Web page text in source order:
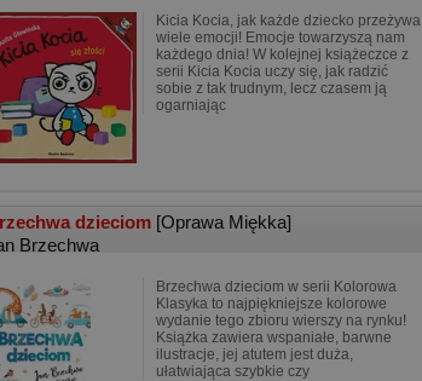
Kicia Kocia, jak każde dziecko przeżywa
wiele emocji! Emocje towarzyszą nam
każdego dnia! W kolejnej książeczce z
serii Kicia Kocia uczy się, jak radzić
sobie z tak trudnym, lecz czasem ją
ogarniając
dzieciom [Oprawa Miękka]
Brzechwa
Brzechwa dzieciom w serii Kolorowa
Klasyka to najpiękniejsze kolorowe
wydanie tego zbioru wierszy na rynku!
Książka zawiera wspaniałe, barwne
ilustracje, jej atutem jest duża,
ułatwiająca szybkie czy